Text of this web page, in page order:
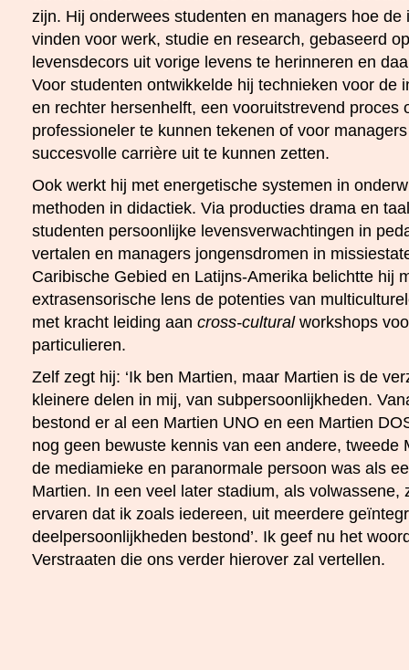
zijn. Hij onderwees studenten en managers hoe de
vinden voor werk, studie en research, gebaseerd
levensdecors uit vorige levens te herinneren en
Voor studenten ontwikkelde hij technieken voor de
en rechter hersenhelft, een vooruitstrevend proces
professioneler te kunnen tekenen of voor
succesvolle carrière uit te kunnen zetten.
Ook werkt hij met energetische systemen in
methoden in didactiek. Via producties drama en
studenten persoonlijke levensverwachtingen in
vertalen en managers jongensdromen in
Caribische Gebied en Latijns-Amerika belichtte hij
extrasensorische lens de potenties van
met kracht leiding aan cross-culturalworkshops
particulieren.
Zelf zegt hij: ‘Ik ben Martien, maar Martien is de
kleinere delen in mij, van subpersoonlijkheden.
bestond er al een Martien UNO en een Martien
nog geen bewuste kennis van een andere, tweede
de mediamieke en paranormale persoon was als
Martien. In een veel later stadium, als volwassene,
ervaren dat ik zoals iedereen, uit meerdere
deelpersoonlijkheden bestond’. Ik geef nu het
Verstraaten die ons verder hierover zal vertellen.